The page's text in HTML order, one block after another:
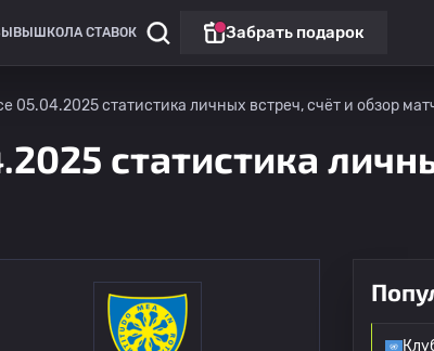
ШКОЛА СТАВОК Забрать подарок
05.04.2025 статистика личных встреч, счёт и обзор
статистика
Кубок Италии